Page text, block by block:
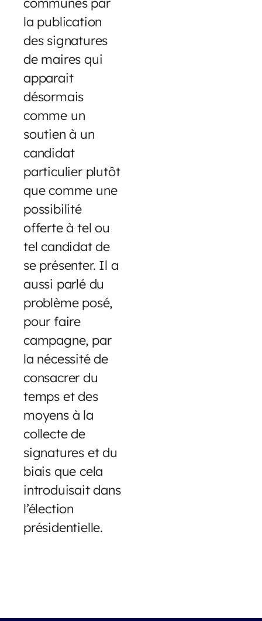
la publication
des signatures
de maires qui
apparait
désormais
comme un
soutien à un
candidat
particulier plutôt
que comme une
possibilité
offerte à tel ou
tel candidat de
se présenter. Il a
aussi parlé du
problème posé,
pour faire
campagne, par
la nécessité de
consacrer du
temps et des
moyens à la
collecte de
signatures et du
biais que cela
introduisait dans
l’élection
présidentielle.